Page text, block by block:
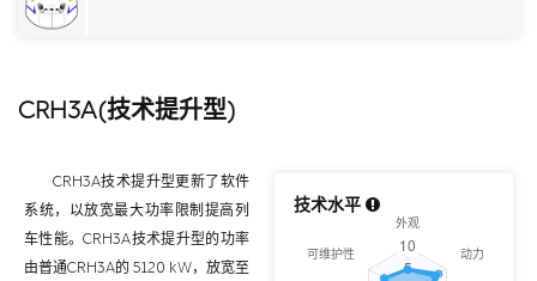
CRH3A(技术提升型)
技术水平
CRH3A技术提升型更新了软件
系统，以放宽最大功率限制提高列
车性能。CRH3A技术提升型的功率
由普通CRH3A的 5120 kW，放宽至